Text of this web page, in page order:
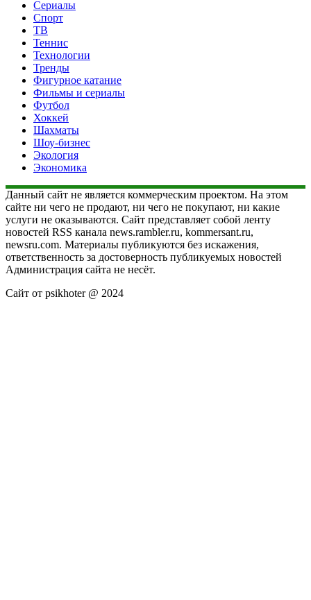
Сериалы
Спорт
ТВ
Теннис
Технологии
Тренды
Фигурное катание
Фильмы и сериалы
Футбол
Хоккей
Шахматы
Шоу-бизнес
Экология
Экономика
Данный сайт не является коммерческим проектом. На этом
сайте ни чего не продают, ни чего не покупают, ни какие
услуги не оказываются. Сайт представляет собой ленту
новостей RSS канала news.rambler.ru, kommersant.ru,
newsru.com. Материалы публикуются без искажения,
ответственность за достоверность публикуемых новостей
Администрация сайта не несёт.
Сайт от psikhoter @ 2024